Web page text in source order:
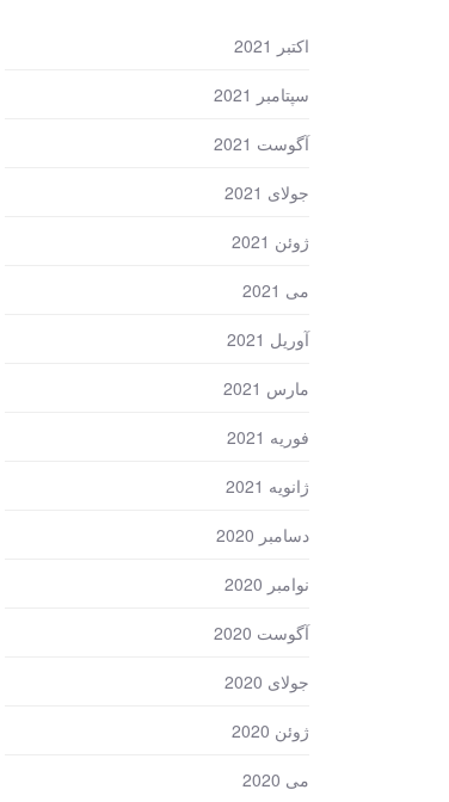
اکتبر 2021
سپتامبر 2021
آگوست 2021
جولای 2021
ژوئن 2021
می 2021
آوریل 2021
مارس 2021
فوریه 2021
ژانویه 2021
دسامبر 2020
نوامبر 2020
آگوست 2020
جولای 2020
ژوئن 2020
می 2020